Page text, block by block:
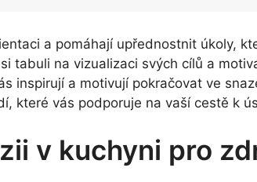
a pomáhají upřednostnit úkoly,
tabuli na vizualizaci svých cílů a
inspirují a motivují pokračovat ve
které vás podporuje na vaší cestě k
v kuchyni pro